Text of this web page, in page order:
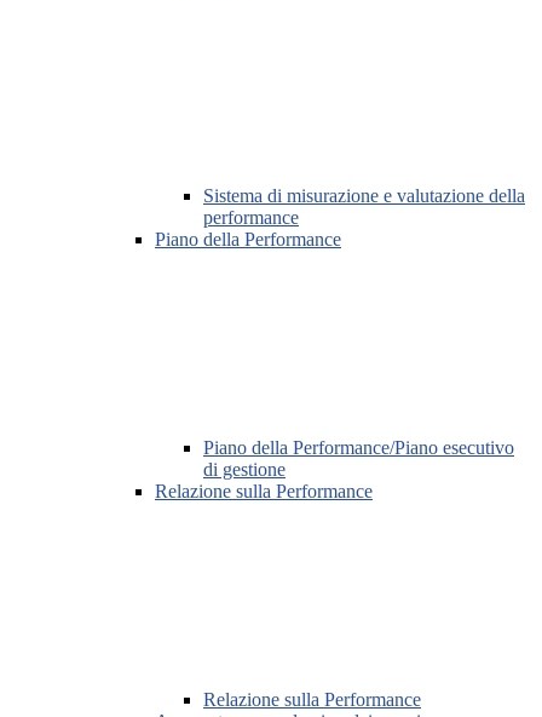
Sistema di misurazione e valutazione della
performance
Piano della Performance
Piano della Performance/Piano esecutivo
di gestione
Relazione sulla Performance
Relazione sulla Performance